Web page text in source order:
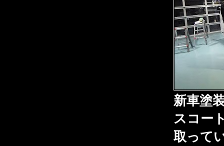
新車塗
スコー
取って